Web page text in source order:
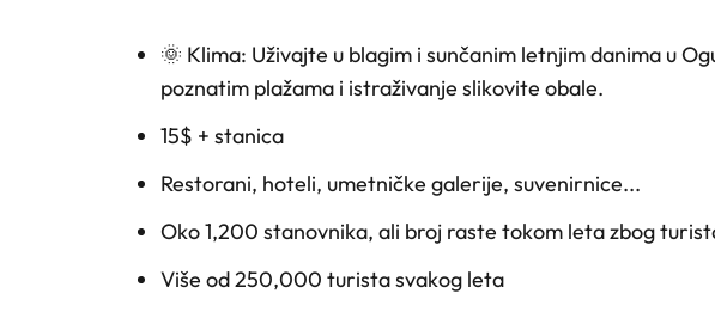
🌞 Klima: Uživajte u blagim i sunčanim letnjim danima u
poznatim plažama i istraživanje slikovite obale.
15$ + stanica
Restorani, hoteli, umetničke galerije, suvenirnice...
Oko 1,200 stanovnika, ali broj raste tokom leta zbog
Više od 250,000 turista svakog leta